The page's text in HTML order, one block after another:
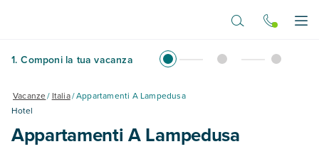
1. Componi la tua vacanza
Vacanze/ Italia/Appartamenti A Lampedusa
Hotel
Appartamenti A Lampedusa